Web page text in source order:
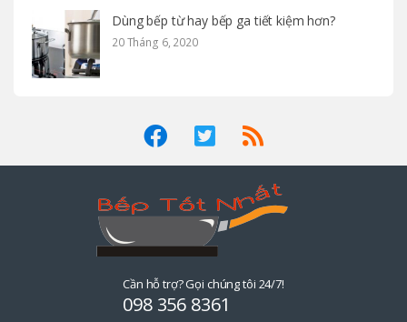
Dùng bếp từ hay bếp ga tiết kiệm hơn?
20 Tháng 6, 2020
Cần hỗ trợ? Gọi chúng tôi 24/7!
098 356 8361